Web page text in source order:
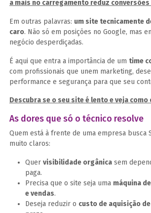
a mais no carregamento reduz conversões
Em outras palavras: um site tecnicamente
caro. Não só em posições no Google, mas
negócio desperdiçadas.
É aqui que entra a importância de um time
com profissionais que unem marketing,
performance e segurança para que seu
Descubra se o seu site é lento e veja
As dores que só o técnico resolve
Quem está à frente de uma empresa busca
muito claros:
Quer visibilidade orgânica sem
paga.
Precisa que o site seja uma máquina
e vendas.
Deseja reduzir o custo de aquisição